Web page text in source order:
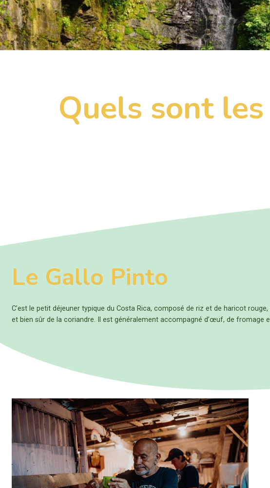
Quels sont
Le Gallo Pinto
C’est le petit déjeuner typique du Costa Rica, composé de riz et de haricot
et bien sûr de la coriandre. Il est généralement accompagné d’œuf, de fromage